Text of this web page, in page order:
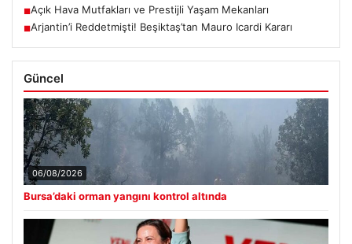
■Açık Hava Mutfakları ve Prestijli Yaşam Mekanları
■Arjantin’i Reddetmişti! Beşiktaş’tan Mauro Icardi Kararı
Güncel
06/08/2026
Bursa’daki orman yangını kontrol altında